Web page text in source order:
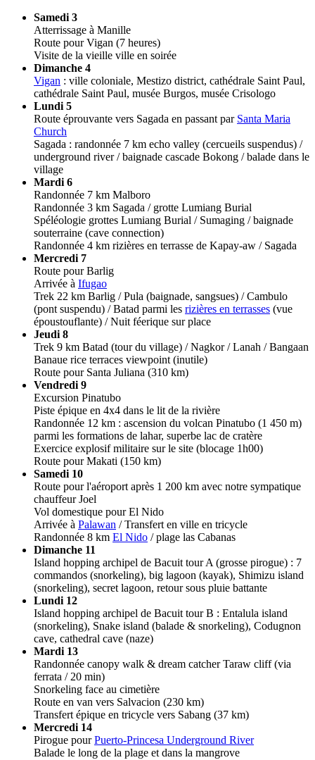
Samedi 3
Atterrissage à Manille
Route pour Vigan (7 heures)
Visite de la vieille ville en soirée
Dimanche 4
Vigan : ville coloniale, Mestizo district, cathédrale Saint Paul,
cathédrale Saint Paul, musée Burgos, musée Crisologo
Lundi 5
Route éprouvante vers Sagada en passant par Santa Maria
Church
Sagada : randonnée 7 km echo valley (cercueils suspendus) /
underground river / baignade cascade Bokong / balade dans le
village
Mardi 6
Randonnée 7 km Malboro
Randonnée 3 km Sagada / grotte Lumiang Burial
Spéléologie grottes Lumiang Burial / Sumaging / baignade
souterraine (cave connection)
Randonnée 4 km rizières en terrasse de Kapay-aw / Sagada
Mercredi 7
Route pour Barlig
Arrivée à Ifugao
Trek 22 km Barlig / Pula (baignade, sangsues) / Cambulo
(pont suspendu) / Batad parmi les rizières en terrasses (vue
époustouflante) / Nuit féerique sur place
Jeudi 8
Trek 9 km Batad (tour du village) / Nagkor / Lanah / Bangaan
Banaue rice terraces viewpoint (inutile)
Route pour Santa Juliana (310 km)
Vendredi 9
Excursion Pinatubo
Piste épique en 4x4 dans le lit de la rivière
Randonnée 12 km : ascension du volcan Pinatubo (1 450 m)
parmi les formations de lahar, superbe lac de cratère
Exercice explosif militaire sur le site (blocage 1h00)
Route pour Makati (150 km)
Samedi 10
Route pour l'aéroport après 1 200 km avec notre sympatique
chauffeur Joel
Vol domestique pour El Nido
Arrivée à Palawan / Transfert en ville en tricycle
Randonnée 8 km El Nido / plage las Cabanas
Dimanche 11
Island hopping archipel de Bacuit tour A (grosse pirogue) : 7
commandos (snorkeling), big lagoon (kayak), Shimizu island
(snorkeling), secret lagoon, retour sous pluie battante
Lundi 12
Island hopping archipel de Bacuit tour B : Entalula island
(snorkeling), Snake island (balade & snorkeling), Codugnon
cave, cathedral cave (naze)
Mardi 13
Randonnée canopy walk & dream catcher Taraw cliff (via
ferrata / 20 min)
Snorkeling face au cimetière
Route en van vers Salvacion (230 km)
Transfert épique en tricycle vers Sabang (37 km)
Mercredi 14
Pirogue pourPuerto-Princesa Underground River
Balade le long de la plage et dans la mangrove